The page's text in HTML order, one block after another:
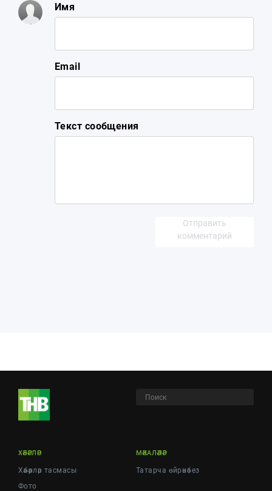
Имя
Email
Текст сообщения
Отправить
комментарий
ХӘБӘРЛӘР
Хәбәрләр тасмасы
Фото
МӘКАЛӘЛӘР
Татарча өйрәнәбез